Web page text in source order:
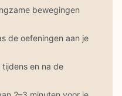
bewegingen
de oefeningen aan je
en na de